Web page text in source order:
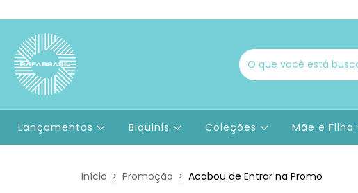
Lançamentos Biquinis Coleções Mãe e Filha
Início > Promoção > Acabou de Entrar na Promo